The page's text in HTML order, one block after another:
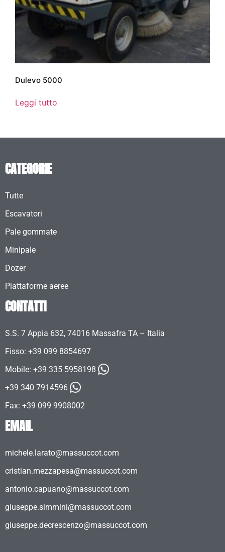
Dulevo 5000
Leggi tutto
CATEGORIE
Tutte
Escavatori
Pale gommate
Minipale
Dozer
Piattaforme aeree
CONTATTI
S.S. 7 Appia 632, 74016 Massafra TA – Italia
Fisso: +39 099 8854697
Mobile: +39 335 5958198
+39 340 7914596
Fax: +39 099 9908002
EMAIL
michele.larato@massuccot.com
cristian.mezzapesa@massuccot.com
antonio.capuano@massuccot.com
giuseppe.simmini@massuccot.com
giuseppe.decrescenzo@massuccot.com